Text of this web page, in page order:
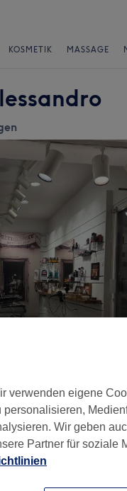
KOSMETIK MASSAGE
, 8048
verwenden eigene
personalisieren,
Wir geben
Partner für soziale